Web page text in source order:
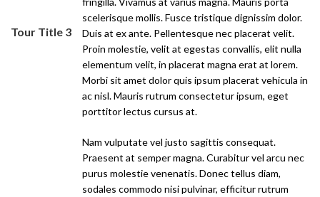
Tour Title 3
scelerisque mollis. Fusce tristique dignissim dolor.
Duis at ex ante. Pellentesque nec placerat velit.
Proin molestie, velit at egestas convallis, elit nulla
elementum velit, in placerat magna erat at lorem.
Morbi sit amet dolor quis ipsum placerat vehicula in
ac nisl. Mauris rutrum consectetur ipsum, eget
porttitor lectus cursus at.
Nam vulputate vel justo sagittis consequat.
Praesent at semper magna. Curabitur vel arcu nec
purus molestie venenatis. Donec tellus diam,
sodales commodo nisi pulvinar, efficitur rutrum